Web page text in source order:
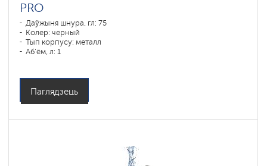
PRO
Даўжыня шнура, гл: 75
Колер: черный
Тып корпусу: металл
Аб'ём, л: 1
Паглядзець